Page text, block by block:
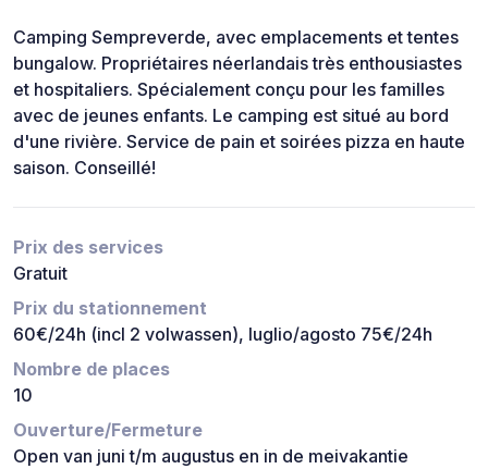
Camping Sempreverde, avec emplacements et tentes
bungalow. Propriétaires néerlandais très enthousiastes
et hospitaliers. Spécialement conçu pour les familles
avec de jeunes enfants. Le camping est situé au bord
d'une rivière. Service de pain et soirées pizza en haute
saison. Conseillé!
Prix des services
Gratuit
Prix du stationnement
60€/24h (incl 2 volwassen), luglio/agosto 75€/24h
Nombre de places
10
Ouverture/Fermeture
Open van juni t/m augustus en in de meivakantie